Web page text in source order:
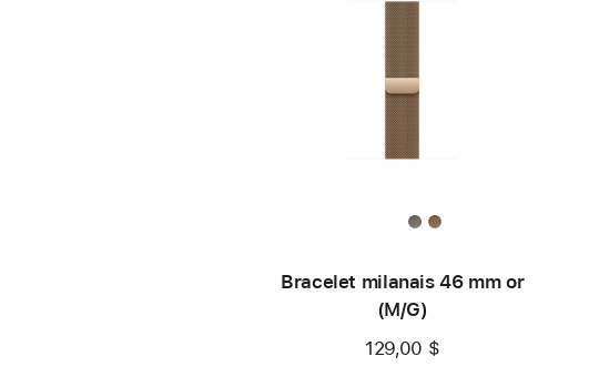
Bracelet milanais 46 mm or
(M/G)
129,00 $